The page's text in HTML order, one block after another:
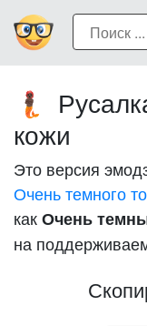
🧜🏿
кожи
Это версия
Очень темного
какОчень
на